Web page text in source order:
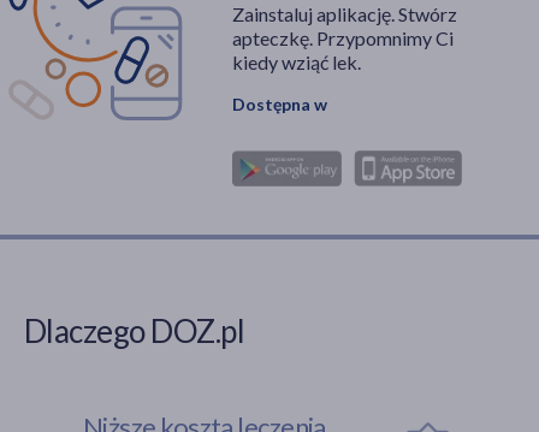
Zainstaluj aplikację. Stwórz
apteczkę. Przypomnimy Ci
kiedy wziąć lek.
Dostępna w
Dlaczego DOZ.pl